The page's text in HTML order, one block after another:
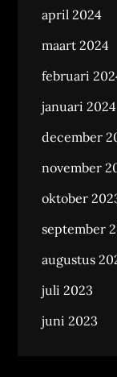
april 2024
maart 2024
februari
januari 2024
december
november
oktober
september
augustus
juli 2023
juni 2023